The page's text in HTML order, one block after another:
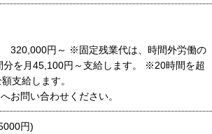
320,000円～ ※固定残業代は、時間外労働の
分を月45,100円～支給します。 ※20時間を超
支給します。
お問い合わせください。
円)